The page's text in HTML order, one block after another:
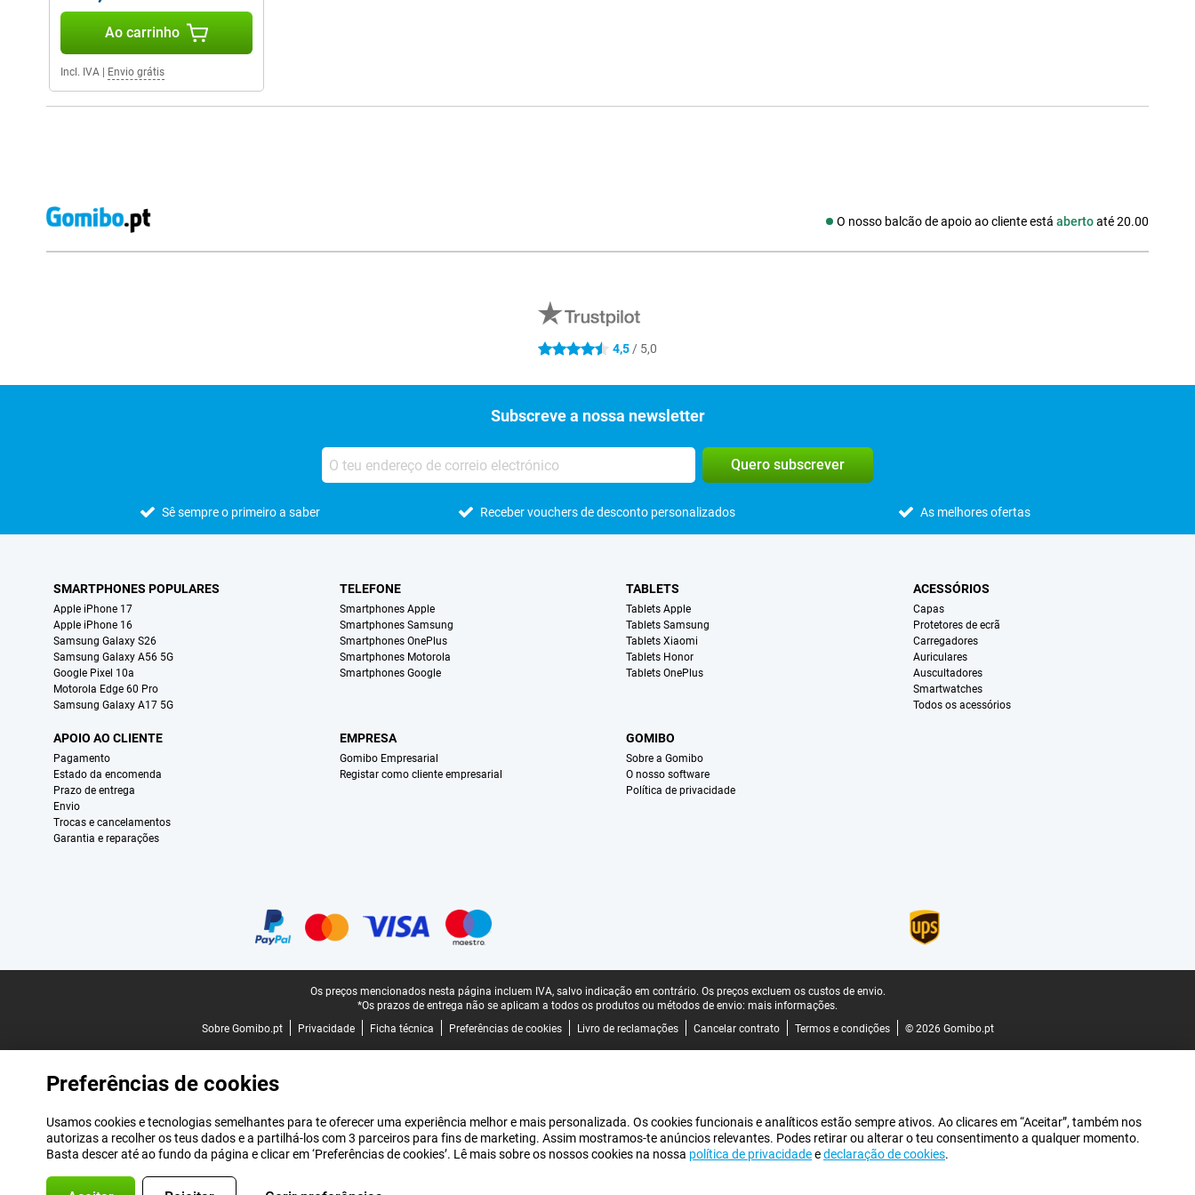
Ao carrinho
Incl. IVA Envio grátis
O nosso balcão de apoio ao cliente está abertoaté 20.00
Redes sociais
4.5 estrelas 4,5 / 5,0
Subscreve a nossa newsletter
Quero subscrever
Sê sempre o primeiro a saber Receber vouchers de desconto personalizados As melhores ofertas
SMARTPHONES POPULARES
Apple iPhone 17
Apple iPhone 16
Samsung Galaxy S26
Samsung Galaxy A56 5G
Google Pixel 10a
Motorola Edge 60 Pro
Samsung Galaxy A17 5G
TELEFONE
Smartphones Apple
Smartphones Samsung
Smartphones OnePlus
Smartphones Motorola
Smartphones Google
TABLETS
Tablets Apple
Tablets Samsung
Tablets Xiaomi
Tablets Honor
Tablets OnePlus
ACESSÓRIOS
Capas
Protetores de ecrã
Carregadores
Auriculares
Auscultadores
Smartwatches
Todos os acessórios
APOIO AO CLIENTE
Pagamento
Estado da encomenda
Prazo de entrega
Envio
Trocas e cancelamentos
Garantia e reparações
EMPRESA
Gomibo Empresarial
Registar como cliente empresarial
GOMIBO
Sobre a Gomibo
O nosso software
Política de privacidade
Os preços mencionados nesta página incluem IVA, salvo indicação em contrário. Os preços excluem os custos de envio.
*Os prazos de entrega não se aplicam a todos os produtos ou métodos de envio: mais informações.
Sobre Gomibo.pt
Privacidade Ficha técnica Preferências de cookies Livro de reclamações Cancelar contrato Termos e condições © 2026 Gomibo.pt
Preferências de cookies
Usamos cookies e tecnologias semelhantes para te oferecer uma experiência melhor e mais personalizada. Os cookies funcionais e analíticos estão sempre ativos. Ao clicares em “Aceitar”, também nos
autorizas a recolher os teus dados e a partilhá-los com 3 parceiros para fins de marketing. Assim mostramos-te anúncios relevantes. Podes retirar ou alterar o teu consentimento a qualquer momento.
Basta descer até ao fundo da página e clicar em ‘Preferências de cookies’. Lê mais sobre os nossos cookies na nossa política de privacidadeedeclaração de cookies.